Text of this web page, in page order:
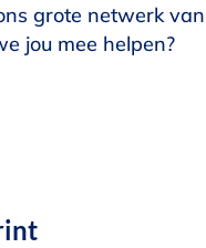
grote netwerk van
jou mee helpen?